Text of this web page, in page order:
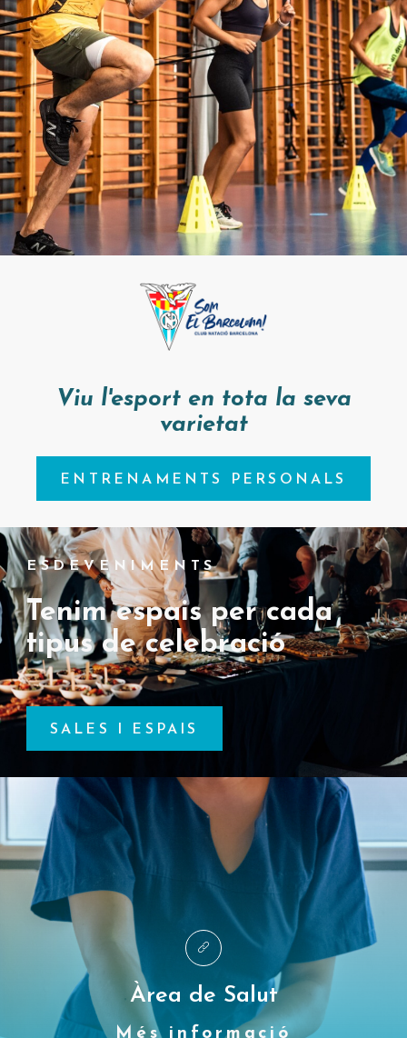
Viu l'esport en tota la seva
varietat
ENTRENAMENTS PERSONALS
ESDEVENIMENTS
Tenim espais per cada
tipus de celebració
SALES I ESPAIS
Àrea de Salut
Més informació